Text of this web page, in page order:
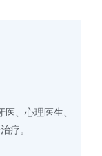
、心理医生、
疗。